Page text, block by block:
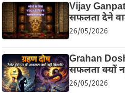
Vijay
सफलता देने
26/05/2026
Grahan
सफलता क्यों
26/05/2026